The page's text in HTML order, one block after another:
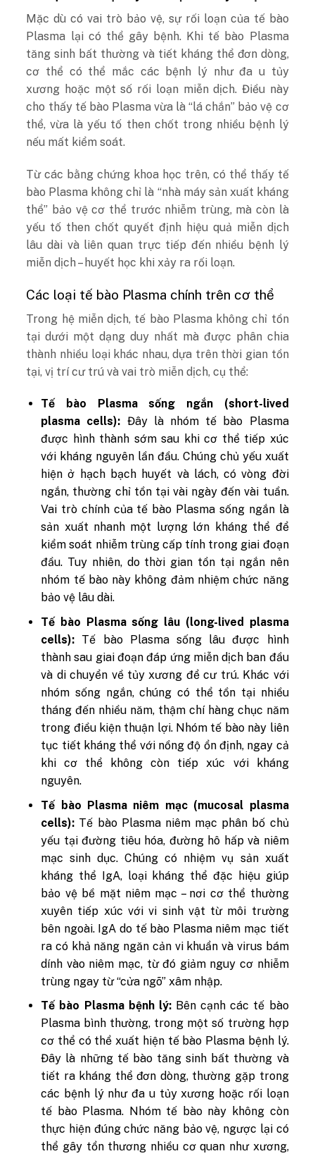
Mặc dù có vai trò bảo vệ, sự rối loạn của tế bào
Plasma lại có thể gây bệnh. Khi tế bào Plasma
tăng sinh bất thường và tiết kháng thể đơn dòng,
cơ thể có thể mắc các bệnh lý như đa u tủy
xương hoặc một số rối loạn miễn dịch. Điều này
cho thấy tế bào Plasma vừa là “lá chắn” bảo vệ cơ
thể, vừa là yếu tố then chốt trong nhiều bệnh lý
nếu mất kiểm soát.
Từ các bằng chứng khoa học trên, có thể thấy tế
bào Plasma không chỉ là “nhà máy sản xuất kháng
thể” bảo vệ cơ thể trước nhiễm trùng, mà còn là
yếu tố then chốt quyết định hiệu quả miễn dịch
lâu dài và liên quan trực tiếp đến nhiều bệnh lý
miễn dịch – huyết học khi xảy ra rối loạn.
Các loại tế bào Plasma chính trên cơ thể
Trong hệ miễn dịch, tế bào Plasma không chỉ tồn
tại dưới một dạng duy nhất mà được phân chia
thành nhiều loại khác nhau, dựa trên thời gian tồn
tại, vị trí cư trú và vai trò miễn dịch, cụ thể:
Tế bào Plasma sống ngắn (short-lived
plasma cells): Đây là nhóm tế bào Plasma
được hình thành sớm sau khi cơ thể tiếp xúc
với kháng nguyên lần đầu. Chúng chủ yếu xuất
hiện ở hạch bạch huyết và lách, có vòng đời
ngắn, thường chỉ tồn tại vài ngày đến vài tuần.
Vai trò chính của tế bào Plasma sống ngắn là
sản xuất nhanh một lượng lớn kháng thể để
kiểm soát nhiễm trùng cấp tính trong giai đoạn
đầu. Tuy nhiên, do thời gian tồn tại ngắn nên
nhóm tế bào này không đảm nhiệm chức năng
bảo vệ lâu dài.
Tế bào Plasma sống lâu (long-lived plasma
cells): Tế bào Plasma sống lâu được hình
thành sau giai đoạn đáp ứng miễn dịch ban đầu
và di chuyển về tủy xương để cư trú. Khác với
nhóm sống ngắn, chúng có thể tồn tại nhiều
tháng đến nhiều năm, thậm chí hàng chục năm
trong điều kiện thuận lợi. Nhóm tế bào này liên
tục tiết kháng thể với nồng độ ổn định, ngay cả
khi cơ thể không còn tiếp xúc với kháng
nguyên.
Tế bào Plasma niêm mạc (mucosal plasma
cells): Tế bào Plasma niêm mạc phân bố chủ
yếu tại đường tiêu hóa, đường hô hấp và niêm
mạc sinh dục. Chúng có nhiệm vụ sản xuất
kháng thể IgA, loại kháng thể đặc hiệu giúp
bảo vệ bề mặt niêm mạc – nơi cơ thể thường
xuyên tiếp xúc với vi sinh vật từ môi trường
bên ngoài. IgA do tế bào Plasma niêm mạc tiết
ra có khả năng ngăn cản vi khuẩn và virus bám
dính vào niêm mạc, từ đó giảm nguy cơ nhiễm
trùng ngay từ “cửa ngõ” xâm nhập.
Tế bào Plasma bệnh lý: Bên cạnh các tế bào
Plasma bình thường, trong một số trường hợp
cơ thể có thể xuất hiện tế bào Plasma bệnh lý.
Đây là những tế bào tăng sinh bất thường và
tiết ra kháng thể đơn dòng, thường gặp trong
các bệnh lý như đa u tủy xương hoặc rối loạn
tế bào Plasma. Nhóm tế bào này không còn
thực hiện đúng chức năng bảo vệ, ngược lại có
thể gây tổn thương nhiều cơ quan như xương,